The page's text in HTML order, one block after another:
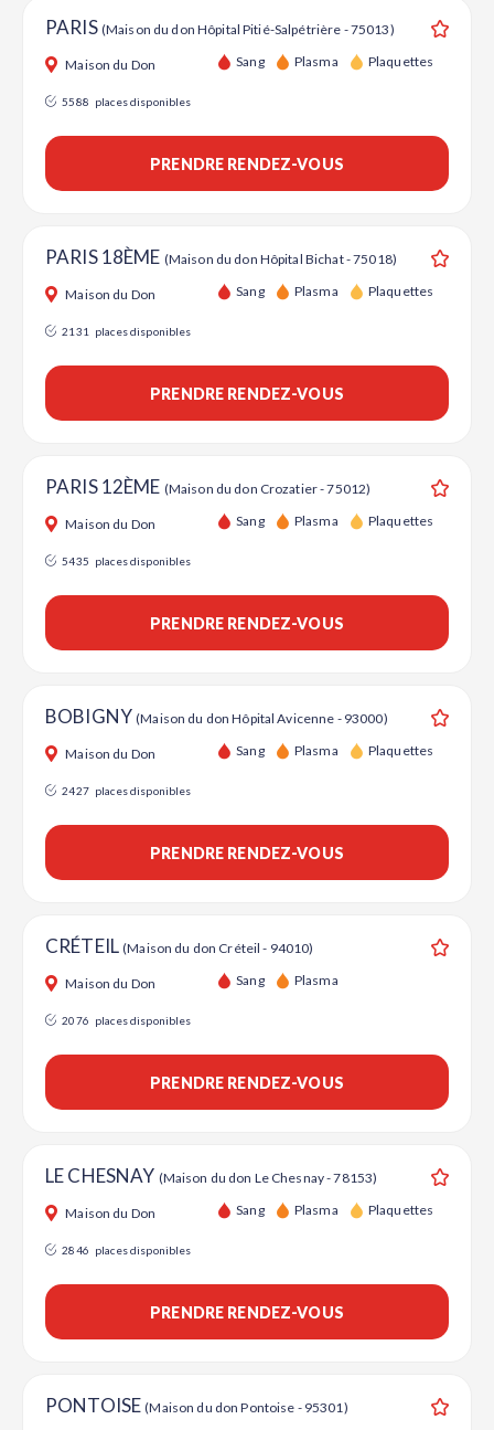
PARIS (Maison du don Hôpital Pitié-Salpétrière - 75013)
Maison du Don Sang Plasma Plaquettes
5588 places disponibles
PRENDRE RENDEZ-VOUS
PARIS 18ÈME (Maison du don Hôpital Bichat - 75018)
Maison du Don Sang Plasma Plaquettes
2131 places disponibles
PRENDRE RENDEZ-VOUS
PARIS 12ÈME (Maison du don Crozatier - 75012)
Maison du Don Sang Plasma Plaquettes
5435 places disponibles
PRENDRE RENDEZ-VOUS
BOBIGNY(Maison du don Hôpital Avicenne - 93000)
Maison du Don Sang Plasma Plaquettes
2427 places disponibles
PRENDRE RENDEZ-VOUS
CRÉTEIL(Maison du don Créteil - 94010)
Maison du Don Sang Plasma
2076 places disponibles
PRENDRE RENDEZ-VOUS
LE CHESNAY (Maison du don Le Chesnay - 78153)
Maison du Don Sang Plasma Plaquettes
2846 places disponibles
PRENDRE RENDEZ-VOUS
PONTOISE(Maison du don Pontoise - 95301)